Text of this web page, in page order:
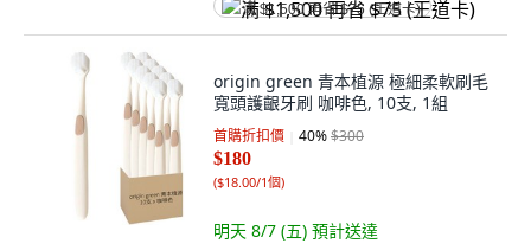
满 $1,500 再省 $75 (王道卡)
origin green 青本植源 極細柔軟刷毛
寬頭護齦牙刷 咖啡色, 10支, 1組
首購折扣價 40%$300
$180
($18.00/1個)
明天 8/7 (五) 預計送達